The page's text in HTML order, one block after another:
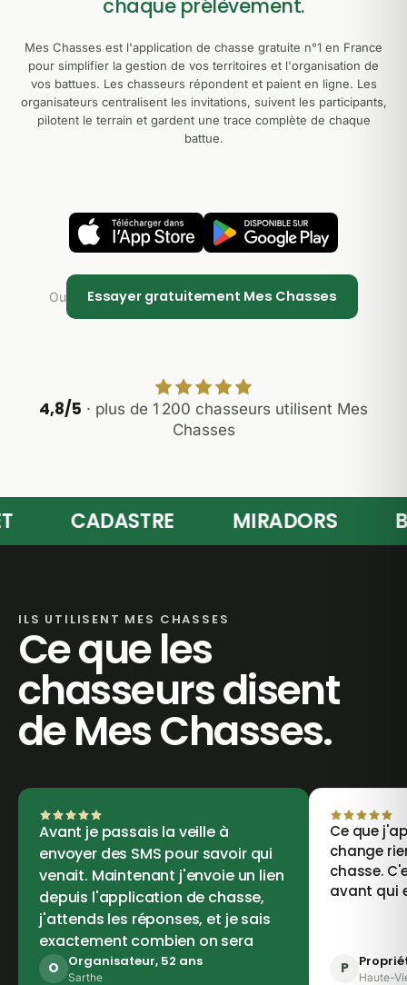
chaque prélèvement.
Mes Chasses est l'application de chasse gratuite n°1 en France
pour simplifier la gestion de vos territoires et l'organisation de
vos battues. Les chasseurs répondent et paient en ligne. Les
organisateurs centralisent les invitations, suivent les participants,
pilotent le terrain et gardent une trace complète de chaque
battue.
Ou Essayer gratuitement Mes Chasses
4,8/5 · plus de 1 200 chasseurs utilisent Mes
Chasses
CADASTRE MIRADORS
ILS UTILISENT MES CHASSES
Ce que les
chasseurs disent
de Mes Chasses.
Avant je passais la veille à
envoyer des SMS pour savoir qui
venait. Maintenant j'envoie un lien
depuis l'application de chasse,
j'attends les réponses, et je sais
exactement combien on sera
O Organisateur, 52 ans
Sarthe
Ce que
change
chasse.
avant qui
P
Haute-